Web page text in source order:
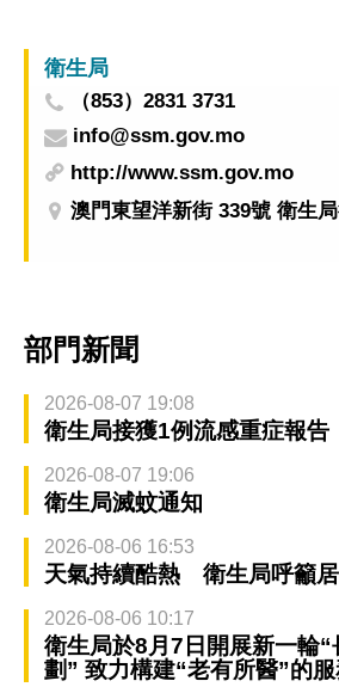
衛生局
（853）2831 3731
info@ssm.gov.mo
http://www.ssm.gov.mo
澳門東望洋新街 339號 衛生
部門新聞
2026-08-07 19:08
衛生局接獲1例流感重症報告
2026-08-07 19:06
衛生局滅蚊通知
2026-08-06 16:53
天氣持續酷熱 衛生局呼籲
2026-08-06 10:17
衛生局於8月7日開展新一輪
劃” 致力構建“老有所醫”的